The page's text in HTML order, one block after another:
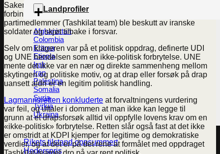
Landprofiler
Afghanistan
Colombia
Eritrea
Etiopia
Irak
Iran
Palestina
Somalia
Syria
Tyrkia
Ukraina
Rikets tilstand oppsummert
Hederspris
Saken gjaldt et medlem i det kurdiske partiet KDPI, som i
forbindelse med et oppdrag for partiet med andre
partimedlemmer (Tashkilat team) ble beskutt av iranske
soldater og skjøt tilbake i forsvar.
Selv om klageren var på et politisk oppdrag, definerte UDI
og UNE hendelsen som en ikke-politisk forbrytelse. UNE
mente det ikke var en nær og direkte sammenheng mellom
skytingen og politiske motiv, og at drap eller forsøk på drap
uansett aldri er en legitim politisk handling.
Lagmannsretten konkluderte at forvaltningens vurdering
var feil, og uttaler i dommen at man ikke kan legge til
grunn at et drapsforsøk alltid vil oppfylle lovens krav om en
«ikke-politisk» forbrytelse. Retten slår også fast at det ikke
er omstridt at KDPI kjemper for legitime og demokratiske
verdier, og at det er på det rene at formålet med oppdraget